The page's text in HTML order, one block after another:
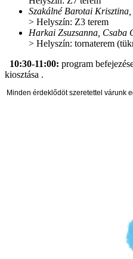
Szakálné Barotai Krisztina,
> Helyszín: Z3 terem
Harkai Zsuzsanna, Csaba
> Helyszín: tornaterem
10:30-11:00: program
kiosztása .